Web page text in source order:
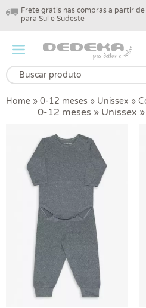
Frete grátis nas compras a partir
para Sul e Sudeste
Home » 0-12 meses » Unissex »
0-12 meses » Unissex